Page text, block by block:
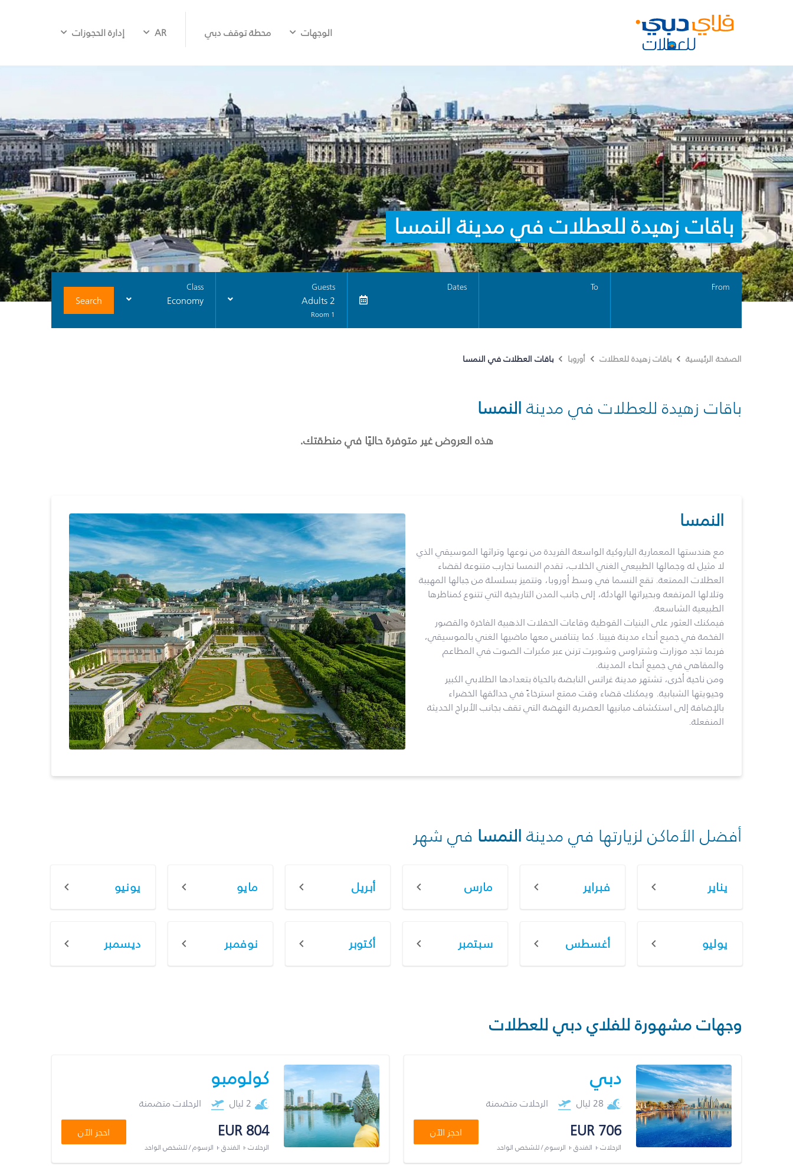
الوجهات محطة توقف دبي AR إدارة الحجوزات
باقات زهيدة للعطلات في مدينة النمسا
From
To
Dates
Guests
2 Adults
1 Room
Class
Economy
Search
الصفحة الرئيسية باقات زهيدة للعطلات أوروبا باقات العطلات في النمسا
باقات زهيدة للعطلات في مدينة النمسا
هذه العروض غير متوفرة حاليًا في منطقتك.
النمسا
مع هندستها المعمارية الباروكية الواسعة الفريدة من نوعها وتراثها الموسيقي الذي
لا مثيل له وجمالها الطبيعي الغني الخلاب، تقدم النمسا تجارب متنوعة لقضاء
العطلات الممتعة. تقع النسما في وسط أوروبا، وتتميز بسلسلة من جبالها المهيبة
وتلالها المرتفعة وبحيراتها الهادئة، إلى جانب المدن التاريخية التي تتنوع كمناظرها
الطبيعية الشاسعة.
فيمكنك العثور على البنيات القوطية وقاعات الحفلات الذهبية الفاخرة والقصور
الفخمة في جميع أنحاء مدينة فيينا. كما يتنافس معها ماضيها الغني بالموسيقي،
فربما تجد موزارت وشتراوس وشوبرت ترنن عبر مكبرات الصوت في المطاعم
والمقاهي في جميع أنحاء المدينة.
ومن ناحية أخرى، تشتهر مدينة غراتس النابضة بالحياة بتعدادها الطلابي الكبير
وحيويتها الشبابية. ويمكنك قضاء وقت ممتع استرخاءً في حدائقها الخضراء
بالإضافة إلى استكشاف مبانيها العصرية النهضة التي تقف بجانب الأبراج الحديثة
المنفعلة.
أفضل الأماكن لزيارتها في مدينة النمسا في شهر
يناير فبراير مارس أبريل مايو يونيو
يوليو أغسطس سبتمبر أكتوبر نوفمبر ديسمبر
وجهات مشهورة للفلاي دبي للعطلات
دبي
28 ليال الرحلات متضمنة
EUR 706
الرحلات + الفندق + الرسوم / للشخص الواحد
احجز الآن
كولومبو
2 ليال الرحلات متضمنة
EUR 804
الرحلات + الفندق + الرسوم / للشخص الواحد
احجز الآن